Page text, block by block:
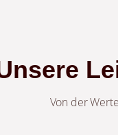
Von der